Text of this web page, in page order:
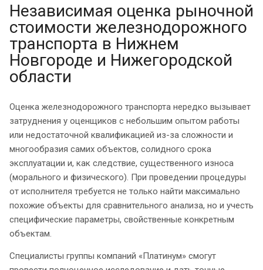
Независимая оценка рыночной
стоимости железнодорожного
транспорта в Нижнем
Новгороде и Нижегородской
области
Оценка железнодорожного транспорта нередко вызывает
затруднения у оценщиков с небольшим опытом работы
или недостаточной квалификацией из-за сложности и
многообразия самих объектов, солидного срока
эксплуатации и, как следствие, существенного износа
(морального и физического). При проведении процедуры
от исполнителя требуется не только найти максимально
похожие объекты для сравнительного анализа, но и учесть
специфические параметры, свойственные конкретным
объектам.
Специалисты группы компаний «Платинум» смогут